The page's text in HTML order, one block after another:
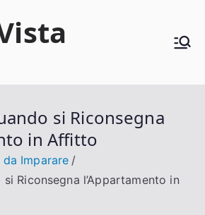
si Riconsegna
in Affitto
Imparare
Riconsegna l’Appartamento in